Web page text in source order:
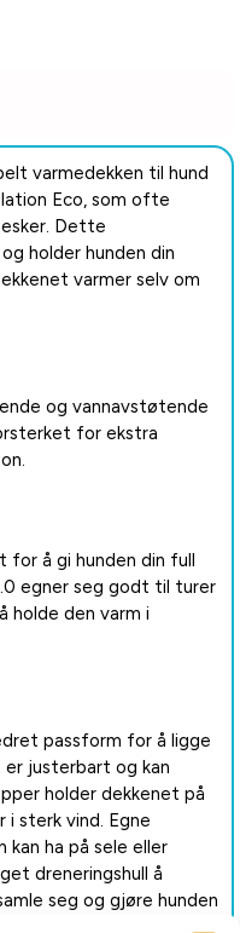
varmedekken til hund
Eco, som ofte
Dette
holder hunden din
varmer selv om
og vannavstøtende
for ekstra
å gi hunden din full
egner seg godt til turer
holde den varm i
passform for å ligge
justerbart og kan
holder dekkenet på
i sterk vind. Egne
kan ha på sele eller
dreneringshull å
seg og gjøre hunden